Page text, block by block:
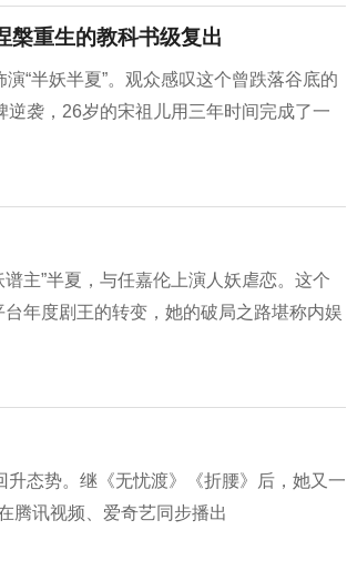
槃重生的教科书级复出
“半妖半夏”。观众感叹这个曾跌落谷底的
袭，26岁的宋祖儿用三年时间完成了一
主”半夏，与任嘉伦上演人妖虐恋。这个
年度剧王的转变，她的破局之路堪称内娱
态势。继《无忧渡》《折腰》后，她又一
腾讯视频、爱奇艺同步播出